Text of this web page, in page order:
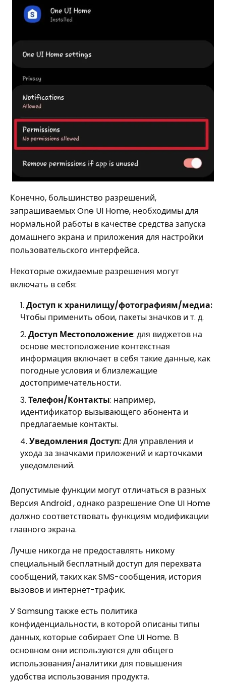
Конечно, большинство разрешений,
запрашиваемых One UI Home, необходимы для
нормальной работы в качестве средства запуска
домашнего экрана и приложения для настройки
пользовательского интерфейса.
Некоторые ожидаемые разрешения могут
включать в себя:
Доступ к хранилищу/фотографиям/медиа:
Чтобы применить обои, пакеты значков и т. д.
Доступ Местоположение: для виджетов на
основе местоположение контекстная
информация включает в себя такие данные, как
погодные условия и близлежащие
достопримечательности.
Телефон/Контакты: например,
идентификатор вызывающего абонента и
предлагаемые контакты.
Уведомления Доступ:Для управления и
ухода за значками приложений и карточками
уведомлений.
Допустимые функции могут отличаться в разных
Версия Android , однако разрешение One UI Home
должно соответствовать функциям модификации
главного экрана.
Лучше никогда не предоставлять никому
специальный бесплатный доступ для перехвата
сообщений, таких как SMS-сообщения, история
вызовов и интернет-трафик.
У Samsung также есть политика
конфиденциальности, в которой описаны типы
данных, которые собирает One UI Home. В
основном они используются для общего
использования/аналитики для повышения
удобства использования продукта.